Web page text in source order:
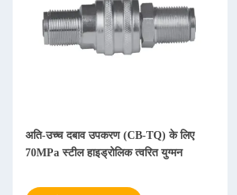
अति-उच्च दबाव उपकरण (CB-TQ) के लिए
70MPa स्टील हाइड्रोलिक त्वरित युग्मन